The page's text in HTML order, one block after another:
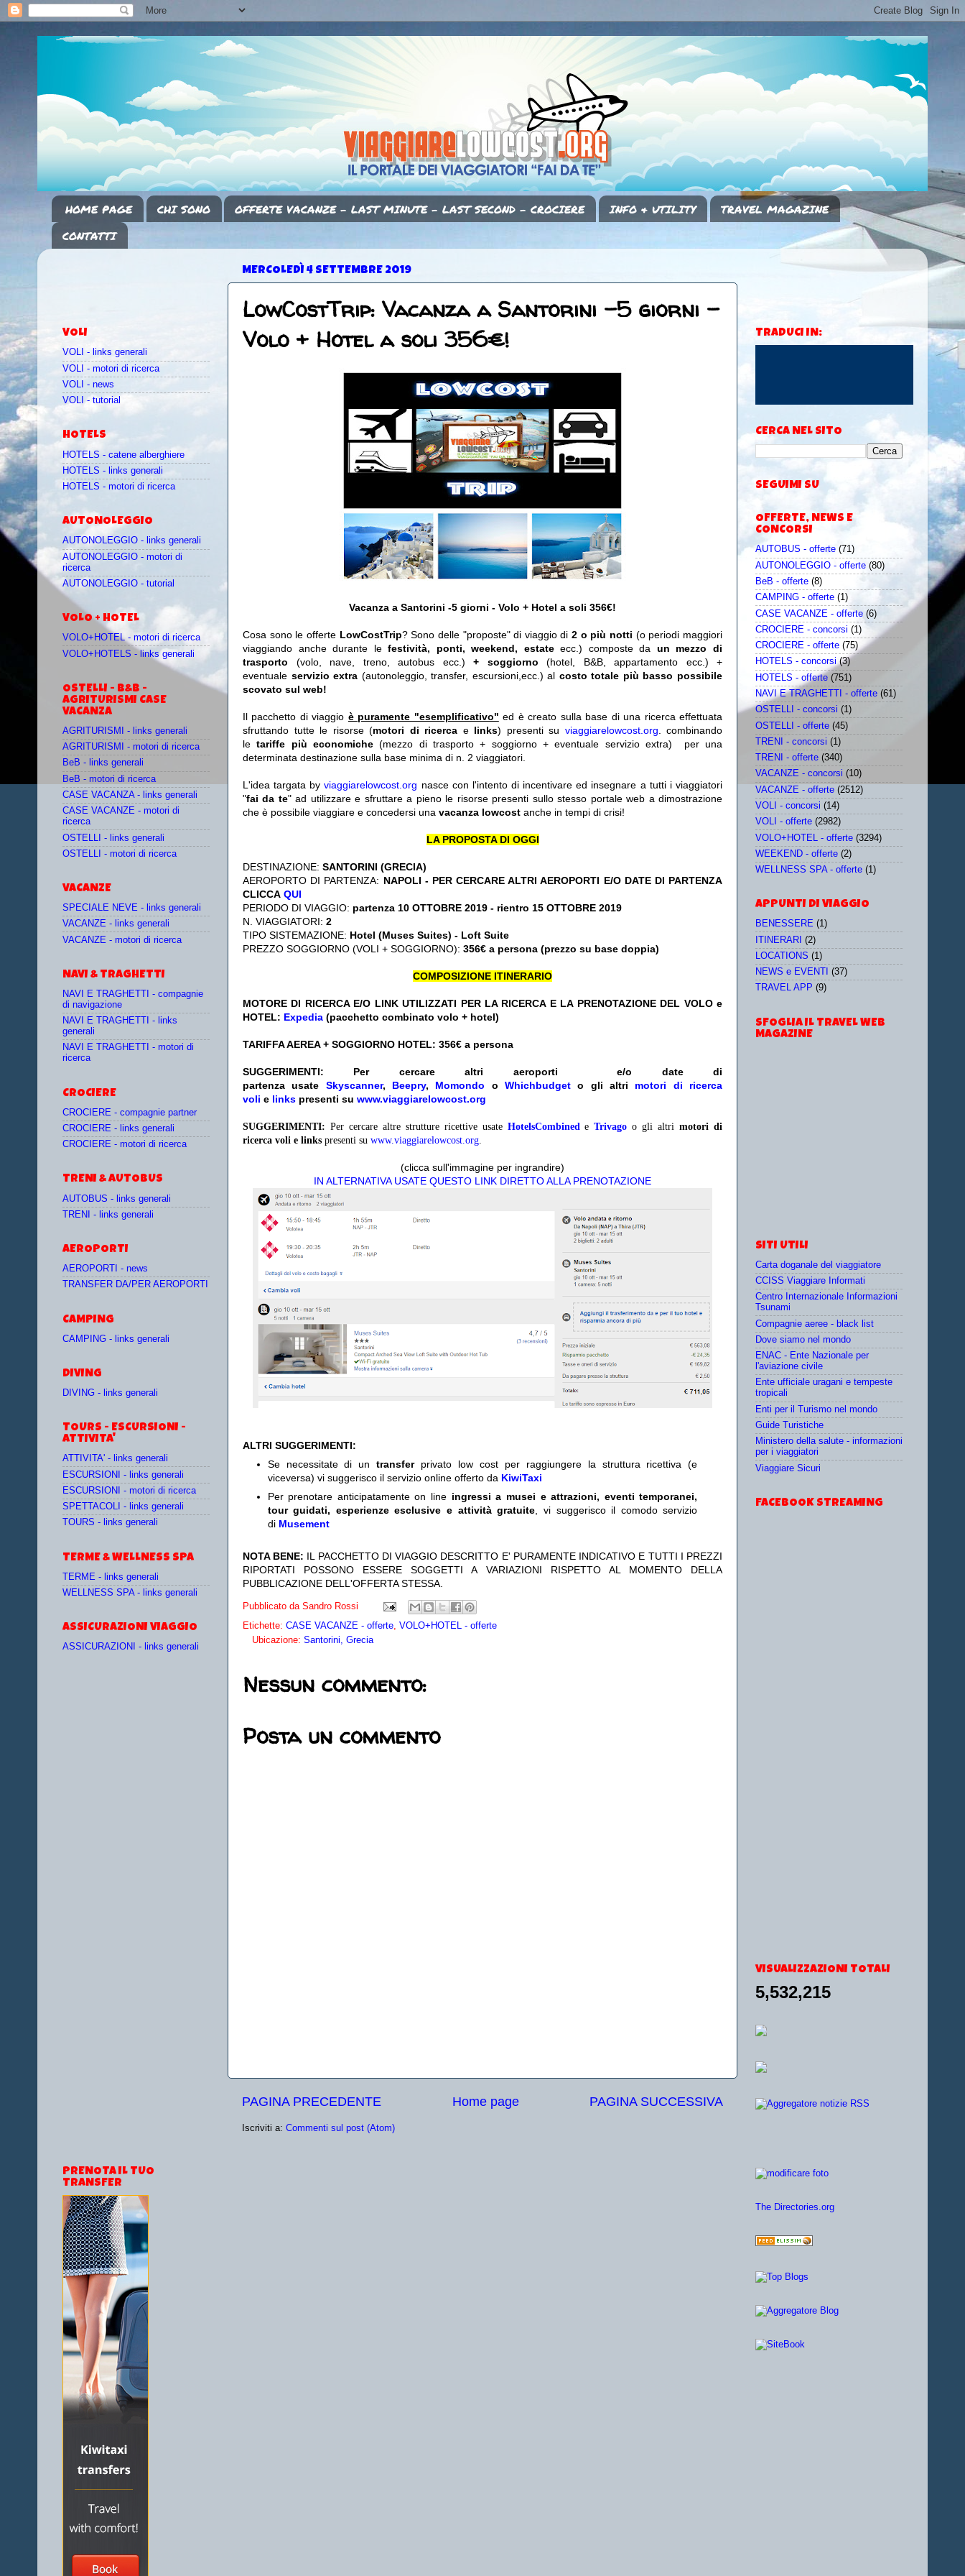
HOME PAGE CHI SONO OFFERTE VACANZE - LAST MINUTE - LAST SECOND - CROCIERE INFO & UTILITY
TRAVEL MAGAZINE
CONTATTI
MERCOLEDÌ 4 SETTEMBRE 2019
LowCostTrip: Vacanza a Santorini -5 giorni -
Volo + Hotel a soli 356€!
Vacanza a Santorini -5 giorni - Volo + Hotel a soli 356€!
Cosa sono le offerte LowCostTrip? Sono delle "proposte" di viaggio di2 o più notti (o periodi maggiori
viaggiando anche durante lefestività, ponti, weekend, estateecc.) composte da un mezzo di
trasporto (volo, nave, treno, autobus ecc.) + soggiorno (hotel, B&B, appartamento ecc.) +
eventuale servizio extra (autonoleggio, transfer, escursioni,ecc.) al costo totale più basso possibile
scovato sul web!
Il pacchetto di viaggio è puramente "esemplificativo" ed è creato sulla base di una ricerca effettuata
sfruttando tutte le risorse (motori di ricerca e links) presenti su viaggiarelowcost.org . combinando
le tariffe più economiche(mezzo di trasporto + soggiorno + eventuale servizio extra)
per una
determinata destinazione sulla base minima di n. 2 viaggiatori.
L'idea targata byviaggiarelowcost.org nasce con l'intento di incentivare ed insegnare a tutti i viaggiatori
"fai da te" ad utilizzare e sfruttare a pieno le risorse presenti sullo stesso portale web a dimostrazione
che è possibile viaggiare e concedersi una vacanza lowcost anche in tempi di crisi!
LA PROPOSTA DI OGGI
DESTINAZIONE: SANTORINI (GRECIA)
AEROPORTO DI PARTENZA: NAPOLI - PER CERCARE ALTRI AEROPORTI E/O DATE DI PARTENZA
CLICCA QUI
PERIODO DI VIAGGIO: partenza 10 OTTOBRE 2019 - rientro 15 OTTOBRE 2019
N. VIAGGIATORI: 2
TIPO SISTEMAZIONE: Hotel (Muses Suites) - Loft Suite
PREZZO SOGGIORNO (VOLI + SOGGIORNO): 356€ a persona (prezzo su base doppia)
COMPOSIZIONE ITINERARIO
MOTORE DI RICERCA E/O LINK UTILIZZATI PER LA RICERCA E LA PRENOTAZIONE DEL VOLO e
HOTEL: Expedia (pacchetto combinato volo + hotel)
TARIFFA AEREA + SOGGIORNO HOTEL: 356€ a persona
SUGGERIMENTI: Per cercare altri aeroporti e/o date di
partenza usate Skyscanner, Beepry, Momondo oWhichbudget o gli altri motori di ricerca
voli e links presenti su www.viaggiarelowcost.org
SUGGERIMENTI: Per cercare altre strutture ricettive usate HotelsCombinedeTrivago o gli altrimotori di
ricerca voli e links presenti su www.viaggiarelowcost.org.
(clicca sull'immagine per ingrandire)
IN ALTERNATIVA USATE QUESTO LINK DIRETTO ALLA PRENOTAZIONE
ALTRI SUGGERIMENTI:
Se necessitate di untransfer privato low cost per raggiungere la struttura ricettiva (e
viceversa) vi suggerisco il servizio online offerto da KiwiTaxi
Per prenotare anticipatamente on line ingressi a musei e attrazioni, eventi temporanei,
tour guidati, esperienze esclusive e attività gratuite , vi suggerisco il comodo servizio
di Musement
NOTA BENE: IL PACCHETTO DI VIAGGIO DESCRITTO E' PURAMENTE INDICATIVO E TUTTI I PREZZI
RIPORTATI POSSONO ESSERE SOGGETTI A VARIAZIONI RISPETTO AL MOMENTO DELLA
PUBBLICAZIONE DELL'OFFERTA STESSA.
Pubblicato da Sandro Rossi
Etichette: CASE VACANZE - offerte VOLO+HOTEL - offerte
Ubicazione: Santorini, Grecia
Nessun commento:
Posta un commento
PAGINA PRECEDENTE PAGINA SUCCESSIVA
Home page
Iscriviti a: Commenti sul post (Atom)
VOLI
VOLI - links generali
VOLI - motori di ricerca
VOLI - news
VOLI - tutorial
HOTELS
HOTELS - catene alberghiere
HOTELS - links generali
HOTELS - motori di ricerca
AUTONOLEGGIO
AUTONOLEGGIO - links generali
AUTONOLEGGIO - motori di
ricerca
AUTONOLEGGIO - tutorial
VOLO + HOTEL
VOLO+HOTEL - motori di ricerca
VOLO+HOTELS - links generali
OSTELLI - B&B -
AGRITURISMI CASE
VACANZA
AGRITURISMI - links generali
AGRITURISMI - motori di ricerca
BeB - links generali
BeB - motori di ricerca
CASE VACANZA - links generali
CASE VACANZE - motori di
ricerca
OSTELLI - links generali
OSTELLI - motori di ricerca
VACANZE
SPECIALE NEVE - links generali
VACANZE - links generali
VACANZE - motori di ricerca
NAVI & TRAGHETTI
NAVI E TRAGHETTI - compagnie
di navigazione
NAVI E TRAGHETTI - links
generali
NAVI E TRAGHETTI - motori di
ricerca
CROCIERE
CROCIERE - compagnie partner
CROCIERE - links generali
CROCIERE - motori di ricerca
TRENI & AUTOBUS
AUTOBUS - links generali
TRENI - links generali
AEROPORTI
AEROPORTI - news
TRANSFER DA/PER AEROPORTI
CAMPING
CAMPING - links generali
DIVING
DIVING - links generali
TOURS - ESCURSIONI -
ATTIVITA'
ATTIVITA' - links generali
ESCURSIONI - links generali
ESCURSIONI - motori di ricerca
SPETTACOLI - links generali
TOURS - links generali
TERME & WELLNESS SPA
TERME - links generali
WELLNESS SPA - links generali
ASSICURAZIONI VIAGGIO
ASSICURAZIONI - links generali
PRENOTA IL TUO
TRANSFER
TRADUCI IN:
CERCA NEL SITO
SEGUIMI SU
OFFERTE, NEWS E
CONCORSI
AUTOBUS - offerte (71)
AUTONOLEGGIO - offerte (80)
BeB - offerte (8)
CAMPING - offerte (1)
CASE VACANZE - offerte (6)
CROCIERE - concorsi (1)
CROCIERE - offerte (75)
HOTELS - concorsi (3)
HOTELS - offerte (751)
NAVI E TRAGHETTI - offerte (61)
OSTELLI - concorsi (1)
OSTELLI - offerte (45)
TRENI - concorsi (1)
TRENI - offerte (340)
VACANZE - concorsi (10)
VACANZE - offerte (2512)
VOLI - concorsi (14)
VOLI - offerte (2982)
VOLO+HOTEL - offerte (3294)
WEEKEND - offerte (2)
WELLNESS SPA - offerte (1)
APPUNTI DI VIAGGIO
BENESSERE (1)
ITINERARI (2)
LOCATIONS (1)
NEWS e EVENTI
(37)
TRAVEL APP (9)
SFOGLIA IL TRAVEL WEB
MAGAZINE
SITI UTILI
Carta doganale del viaggiatore
CCISS Viaggiare Informati
Centro Internazionale Informazioni
Tsunami
Compagnie aeree - black list
Dove siamo nel mondo
ENAC - Ente Nazionale per
l'aviazione civile
Ente ufficiale uragani e tempeste
tropicali
Enti per il Turismo nel mondo
Guide Turistiche
Ministero della salute - informazioni
per i viaggiatori
Viaggiare Sicuri
FACEBOOK STREAMING
VISUALIZZAZIONI TOTALI
5,532,215
The Directories.org